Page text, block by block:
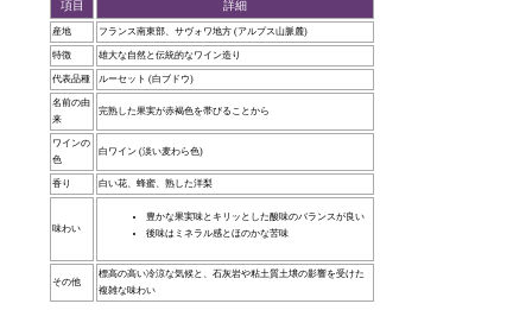
項目 詳細
産地 フランス南東部、サヴォワ地方 (アルプス山脈麓)
特徴 雄大な自然と伝統的なワイン造り
代表品種 ルーセット (白ブドウ)
名前の由
来
完熟した果実が赤褐色を帯びることから
ワインの
色
白ワイン (淡い麦わら色)
香り 白い花、蜂蜜、熟した洋梨
味わい
豊かな果実味とキリッとした酸味のバランスが良い
後味はミネラル感とほのかな苦味
その他
標高の高い冷涼な気候と、石灰岩や粘土質土壌の影響を受けた
複雑な味わい